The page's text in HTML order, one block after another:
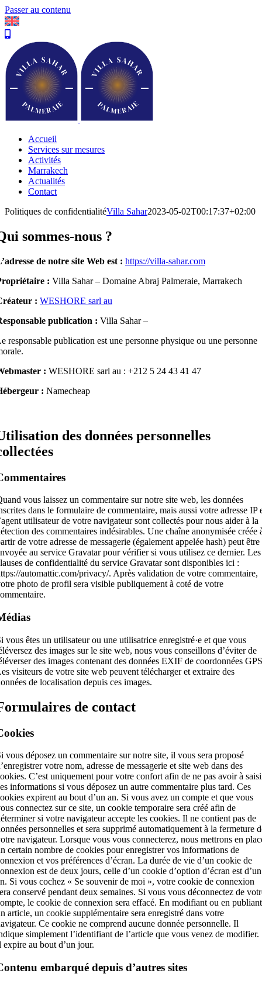
Passer au contenu
Accueil
Services sur mesures
Activités
Marrakech
Actualités
Contact
Politiques de confidentialitéVilla Sahar2023-05-02T00:17:37+02:00
sommes-nous ?
de notre site Web est : https://villa-sahar.com
: Villa Sahar – Domaine Abraj Palmeraie, Marrakech
: WESHORE sarl au
publication : Villa Sahar –
responsable publication est une personne physique ou une personne
: WESHORE sarl au : +212 5 24 43 41 47
: Namecheap
des données personnelles
vous laissez un commentaire sur notre site web, les données
dans le formulaire de commentaire, mais aussi votre adresse IP
utilisateur de votre navigateur sont collectés pour nous aider à la
des commentaires indésirables. Une chaîne anonymisée créée
de votre adresse de messagerie (également appelée hash) peut être
au service Gravatar pour vérifier si vous utilisez ce dernier. Les
de confidentialité du service Gravatar sont disponibles ici :
automattic.com/privacy/. Après validation de votre commentaire,
photo de profil sera visible publiquement à coté de votre
vous êtes un utilisateur ou une utilisatrice enregistré·e et que vous
des images sur le site web, nous vous conseillons d’éviter de
des images contenant des données EXIF de coordonnées
visiteurs de votre site web peuvent télécharger et extraire des
de localisation depuis ces images.
de contact
vous déposez un commentaire sur notre site, il vous sera proposé
votre nom, adresse de messagerie et site web dans des
C’est uniquement pour votre confort afin de ne pas avoir à
informations si vous déposez un autre commentaire plus tard. Ces
expirent au bout d’un an. Si vous avez un compte et que vous
connectez sur ce site, un cookie temporaire sera créé afin de
si votre navigateur accepte les cookies. Il ne contient pas de
personnelles et sera supprimé automatiquement à la fermeture
navigateur. Lorsque vous vous connecterez, nous mettrons en
certain nombre de cookies pour enregistrer vos informations de
et vos préférences d’écran. La durée de vie d’un cookie de
est de deux jours, celle d’un cookie d’option d’écran est d’un
Si vous cochez « Se souvenir de moi », votre cookie de connexion
conservé pendant deux semaines. Si vous vous déconnectez de
le cookie de connexion sera effacé. En modifiant ou en publiant
article, un cookie supplémentaire sera enregistré dans votre
Ce cookie ne comprend aucune donnée personnelle. Il
simplement l’identifiant de l’article que vous venez de modifier.
expire au bout d’un jour.
embarqué depuis d’autres sites